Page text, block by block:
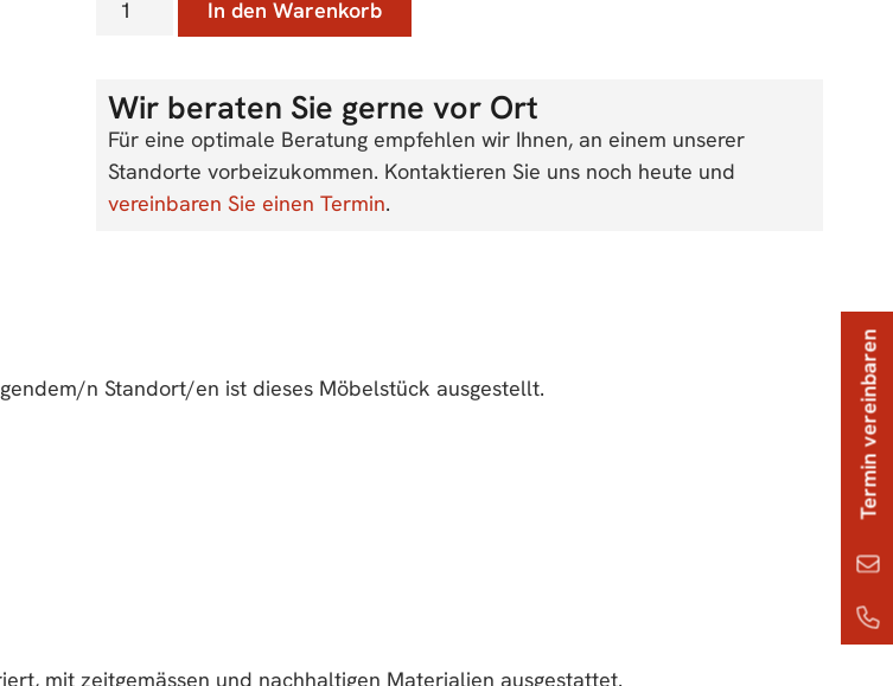
In den Warenkorb
Wir beraten Sie gerne vor Ort
Für eine optimale Beratung empfehlen wir Ihnen, an einem unserer
Standorte vorbeizukommen. Kontaktieren Sie uns noch heute und
vereinbaren Sie einen Termin.
n Standort/en ist dieses Möbelstück ausgestellt.
mit zeitgemässen und nachhaltigen Materialien ausgestattet.
Termin vereinbaren